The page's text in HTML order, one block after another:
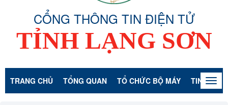
CỔNG THÔNG TIN ĐIỆN TỬ
TỈNH LẠNG SƠN
TRANG CHỦ TỔNG QUAN TỔ CHỨC BỘ MÁY TIN TỨC -